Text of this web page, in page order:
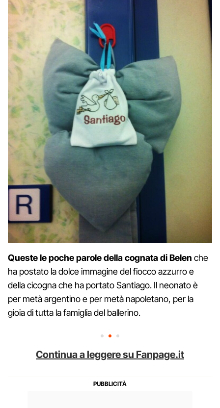
Queste le poche parole della cognata di Belen che
ha postato la dolce immagine del fiocco azzurro e
della cicogna che ha portato Santiago. Il neonato è
per metà argentino e per metà napoletano, per la
gioia di tutta la famiglia del ballerino.
Continua a leggere su Fanpage.it